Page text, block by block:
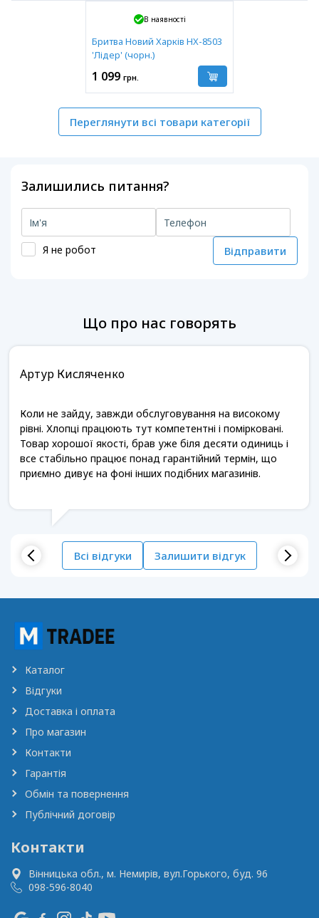
В наявності
Бритва Новий Харків HX-8503
'Лідер' (чорн.)
1 099 грн.
Переглянути всі товари категорії
Залишились питання?
Я не робот Відправити
Що про нас говорять
Артур Кисляченко
Коли не зайду, завжди обслуговування на високому
рівні. Хлопці працюють тут компетентні і помірковані.
Товар хорошої якості, брав уже біля десяти одиниць і
все стабільно працює понад гарантійний термін, що
приємно дивує на фоні інших подібних магазинів.
Всі відгуки Залишити відгук
Каталог
Відгуки
Доставка і оплата
Про магазин
Контакти
Гарантія
Обмін та повернення
Публічний договір
Контакти
Вінницька обл., м. Немирів, вул.Горького, буд. 96
098-596-8040